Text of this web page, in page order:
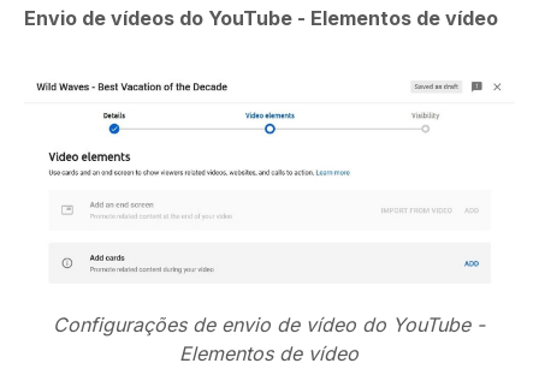
Envio de vídeos do YouTube - Elementos de vídeo
Configurações de envio de vídeo do YouTube -
Elementos de vídeo